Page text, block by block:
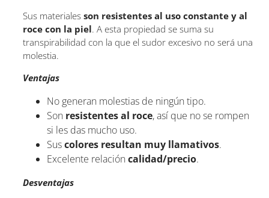
Sus materiales son resistentes al uso constante y al
roce con la piel. A esta propiedad se suma su
transpirabilidad con la que el sudor excesivo no será una
molestia.
Ventajas
No generan molestias de ningún tipo.
Son resistentes al roce, así que no se rompen
si les das mucho uso.
Suscolores resultan muy llamativos.
Excelente relacióncalidad/precio.
Desventajas